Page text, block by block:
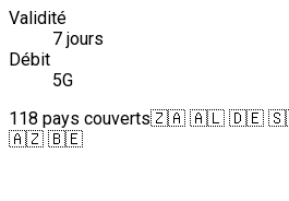
Validité
7 jours
Débit
5G
118 pays couverts🇿🇦 🇦🇱 🇩🇪
🇦🇿 🇧🇪